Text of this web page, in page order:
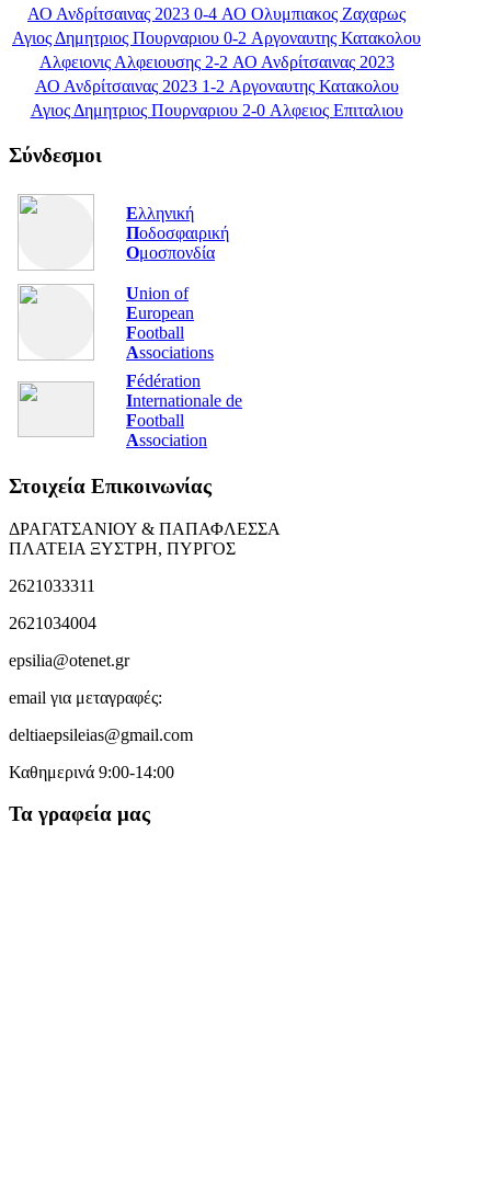
ΑΟ Ανδρίτσαινας 2023 0-4 ΑΟ Ολυμπιακος Ζαχαρως
Αγιος Δημητριος Πουρναριου 0-2 Αργοναυτης Κατακολου
Αλφειονις Αλφειουσης 2-2 ΑΟ Ανδρίτσαινας 2023
ΑΟ Ανδρίτσαινας 2023 1-2 Αργοναυτης Κατακολου
Αγιος Δημητριος Πουρναριου 2-0 Αλφειος Επιταλιου
Σύνδεσμοι
Ελληνική
Ποδοσφαιρική
Ομοσπονδία
Union of
European
Football
Associations
Fédération
Internationale de
Football
Association
Στοιχεία Επικοινωνίας
ΔΡΑΓΑΤΣΑΝΙΟΥ & ΠΑΠΑΦΛΕΣΣΑ
ΠΛΑΤΕΙΑ ΞΥΣΤΡΗ, ΠΥΡΓΟΣ
2621033311
2621034004
epsilia@otenet.gr
email για μεταγραφές:
deltiaepsileias@gmail.com
Καθημερινά 9:00-14:00
Τα γραφεία μας